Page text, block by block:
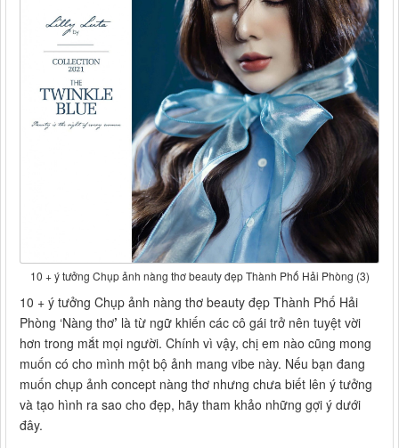
10 + ý tưởng Chụp ảnh nàng thơ beauty đẹp Thành Phố Hải Phòng (3)
10 + ý tưởng Chụp ảnh nàng thơ beauty đẹp Thành Phố Hải
Phòng ‘Nàng thơ’ là từ ngữ khiến các cô gái trở nên tuyệt vời
hơn trong mắt mọi người. Chính vì vậy, chị em nào cũng mong
muốn có cho mình một bộ ảnh mang vibe này. Nếu bạn đang
muốn chụp ảnh concept nàng thơ nhưng chưa biết lên ý tưởng
và tạo hình ra sao cho đẹp, hãy tham khảo những gợi ý dưới
đây.